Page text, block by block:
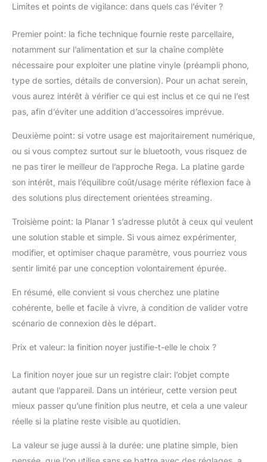
Limites et points de vigilance: dans quels cas l’éviter ?
Premier point: la fiche technique fournie reste parcellaire,
notamment sur l’alimentation et sur la chaîne complète
nécessaire pour exploiter une platine vinyle (préampli phono,
type de sorties, détails de conversion). Pour un achat serein,
vous aurez intérêt à vérifier ce qui est inclus et ce qui ne l’est
pas, afin d’éviter une addition d’accessoires imprévue.
Deuxième point: si votre usage est majoritairement numérique,
ou si vous comptez surtout sur le bluetooth, vous risquez de
ne pas tirer le meilleur de l’approche Rega. La platine garde
son intérêt, mais l’équilibre coût/usage mérite réflexion face à
des solutions plus directement orientées streaming.
Troisième point: la Planar 1 s’adresse plutôt à ceux qui veulent
une solution stable et simple. Si vous aimez expérimenter,
modifier, et optimiser chaque paramètre, vous pourriez vous
sentir limité par une conception volontairement épurée.
En résumé, elle convient si vous cherchez une platine
cohérente, belle et facile à vivre, à condition de valider votre
scénario de connexion dès le départ.
Prix et valeur: la finition noyer justifie-t-elle le choix ?
La finition noyer joue sur un registre clair: l’objet compte
autant que l’appareil. Dans un intérieur, cette version peut
mieux passer qu’une finition plus neutre, et cela a une valeur
réelle si la platine reste visible au quotidien.
La valeur se juge aussi à la durée: une platine simple, bien